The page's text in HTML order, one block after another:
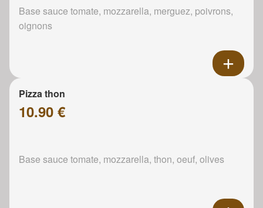
Base sauce tomate, mozzarella, merguez, poivrons,
oignons
Pizza thon
10.90 €
Base sauce tomate, mozzarella, thon, oeuf, olives